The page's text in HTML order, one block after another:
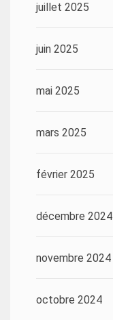
juillet 2025
juin 2025
mai 2025
mars 2025
février 2025
décembre 2024
novembre 2024
octobre 2024